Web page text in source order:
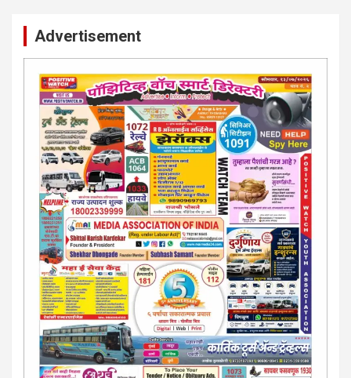
कायदेशीर सल्ला या मार्गदर्शन पाहिजे. संपर्क साधा-
परिस्थितीनुसार तुम्ही जर आर्थिक, शैक्षणिक, सामाजिक समस्या, गुन्हेगारी,
शारीरीक त्रास, फसवणूक सारख्या प्रकरणात अडकला असाल, काेर्टाची
पायरी चढला असाल तर चिंता नकाे.. आम्ही मदत करू. मार्गदर्शन करू,
कायदेशीर सल्ला देऊ. - आजच संपर्क साधा- भारत साेनुले-8888207374
या AD सतिश कुंभार -9860944728
मराठी.. इंग्रजी पेपरला जाहिरात द्यायची संपर्क साधा..
मराठी इंग्रजी दैनिकासाठी जिल्हा, राज्य आवृत्तीसाठी जाहिराती स्विकारल्या
जातील. नवशक्ती, फ्री प्रेस जर्नल साठी तुम्हीही तुमच्या नाेटीस द्या. बँक,
13/213/4 सेल्स , डिमांड नाेटीस इतरांच्यापेक्षा वाजवी दरात आम्ही आपली
जाहिरात पब्लिश करू. माेबा. 9420939699
Advertisement